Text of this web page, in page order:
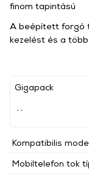
Gigapack
Kompatibilis
Mobiltelefon tok
finom tapintású
A beépített forgó
kezelést és a